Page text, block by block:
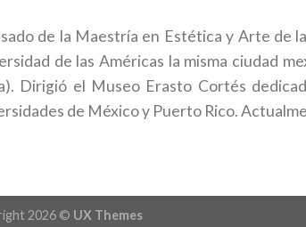
de la Maestría en Estética y Arte de
de las Américas la misma ciudad
Dirigió el Museo Erasto Cortés
de México y Puerto Rico.
2026 © UX Themes